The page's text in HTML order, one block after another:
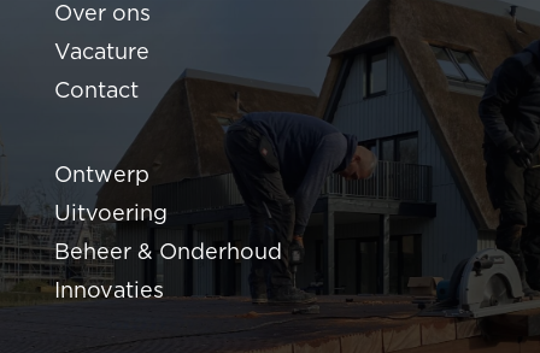
Over ons
Vacature
Contact
Ontwerp
Uitvoering
Beheer & Onderhoud
Innovaties